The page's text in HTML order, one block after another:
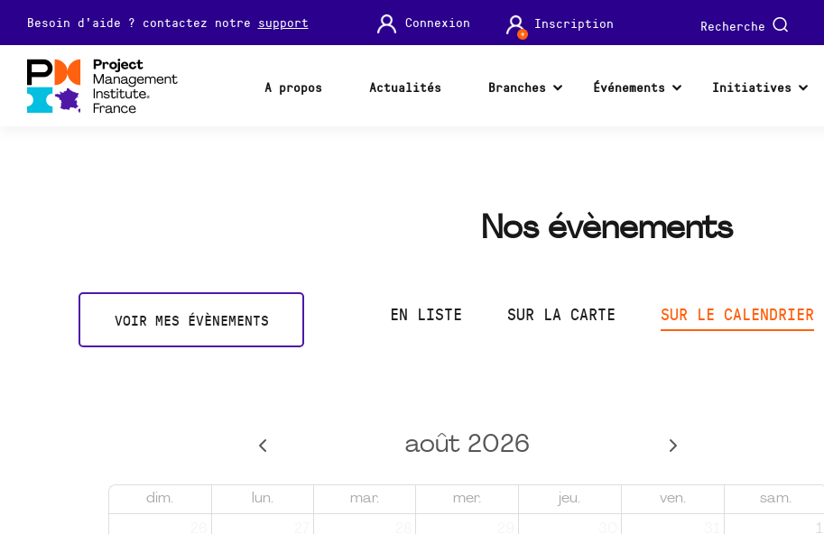
Besoin d'aide ? contactez notre support Connexion Inscription Recherche
A propos Actualités Branches Événements Initiatives
Nos évènements
VOIR MES ÉVÈNEMENTS EN LISTE SUR LA CARTE SUR LE CALENDRIER
août 2026
dim. lun. mar. mer. jeu. ven. sam.
1